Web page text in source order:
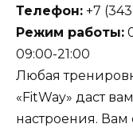
Телефон: +7
Режим работы:
09:00-21:00
Любая
«FitWay» даст
настроения. Вам